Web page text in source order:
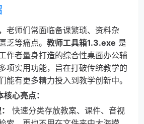
老师们常面临备课繁琐、资料杂
乏等痛点。 教师工具箱1.3.exe 是
作者量身打造的综合性桌面办公辅
项实用功能，旨在打破传统教学的
能有更多精力投入到教学创新中。
心亮点：
快速分类存放教案、课件、音视